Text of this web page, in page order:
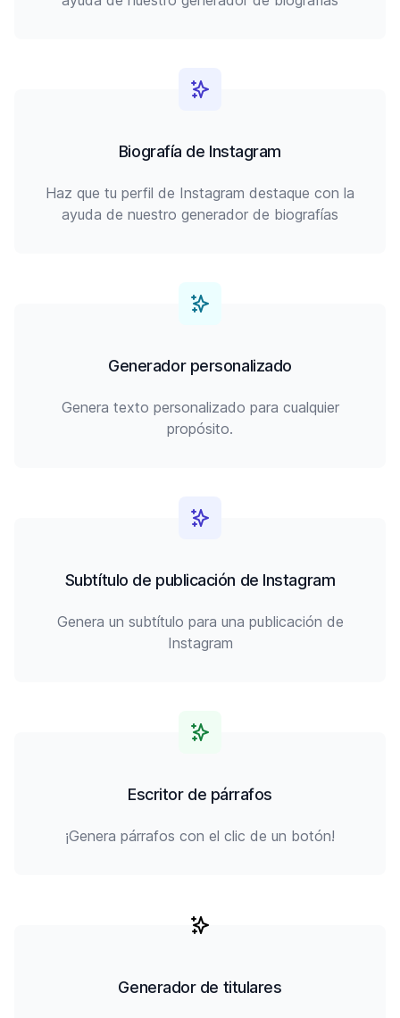
Biografía de Instagram
Haz que tu perfil de Instagram destaque con la
ayuda de nuestro generador de biografías
Generador personalizado
Genera texto personalizado para cualquier
propósito.
Subtítulo de publicación de Instagram
Genera un subtítulo para una publicación de
Instagram
Escritor de párrafos
¡Genera párrafos con el clic de un botón!
Generador de titulares